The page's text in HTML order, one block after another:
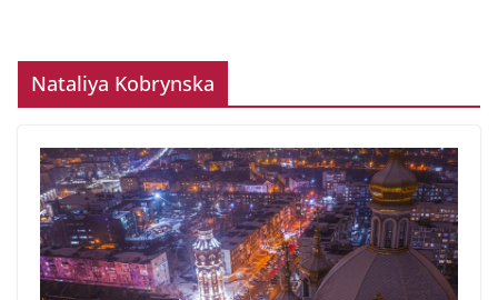
Nataliya Kobrynska